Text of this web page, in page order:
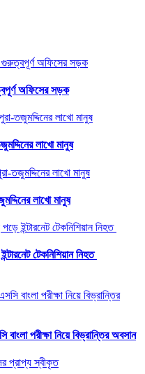
অফিসের সড়ক
লাখো মানুষ
লাখো মানুষ
টেকনিশিয়ান নিহত
পরীক্ষা নিয়ে বিভ্রান্তির অবসান